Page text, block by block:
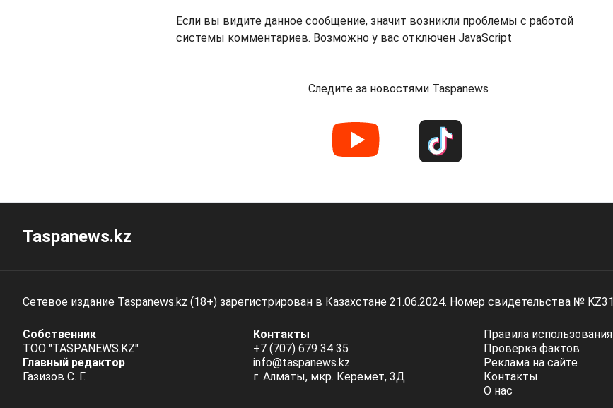
Если вы видите данное сообщение, значит возникли проблемы с работой
системы комментариев. Возможно у вас отключен JavaScript
Следите за новостями Taspanews
Taspanews.kz
Сетевое издание Taspanews.kz (18+) зарегистрирован в Казахстане 21.06.2024. Номер свидетельства №
Собственник
ТОО "TASPANEWS.KZ"
Главный редактор
Газизов С. Г.
Контакты
+7 (707) 679 34 35
info@taspanews.kz
г. Алматы, мкр. Керемет, 3Д
Правила
Проверка фактов
Реклама на сайте
Контакты
О нас